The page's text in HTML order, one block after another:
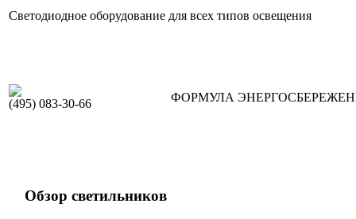
Светодиодное оборудование для всех типов освещения
(495) 083-30-66 ФОРМУЛА
Обзор светильников